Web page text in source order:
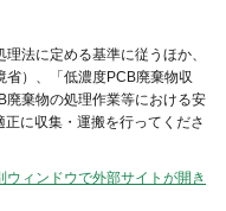
法に定める基準に従うほか、
省）、「低濃度PCB廃棄物収
棄物の処理作業等における安
に収集・運搬を行ってくださ
ウィンドウで外部サイトが開き